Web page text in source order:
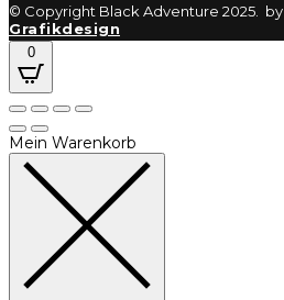
© Copyright Black Adventure 2025. by
Grafikdesign
0
Mein Warenkorb